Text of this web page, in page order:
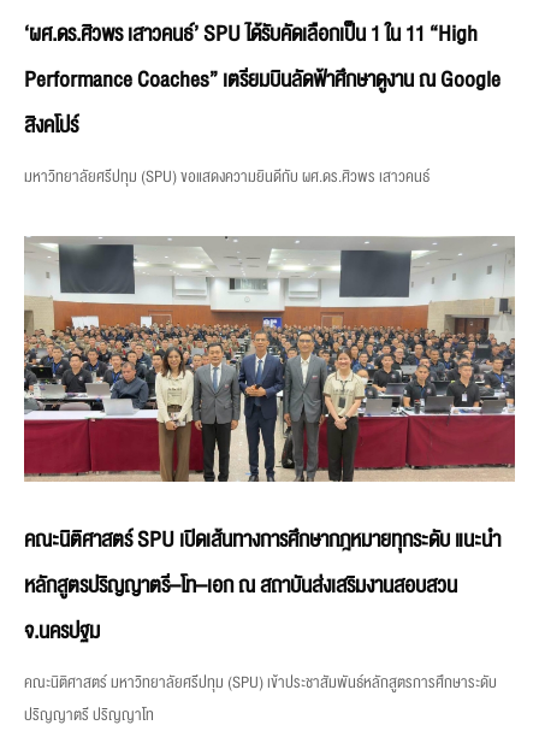
‘ผศ.ดร.ศิวพร เสาวคนธ์’ SPU ได้รับคัดเลือกเป็น 1 ใน 11 “High
Performance Coaches” เตรียมบินลัดฟ้าศึกษาดูงาน ณ Google
สิงคโปร์
มหาวิทยาลัยศรีปทุม (SPU) ขอแสดงความยินดีกับ ผศ.ดร.ศิวพร เสาวคนธ์
คณะนิติศาสตร์ SPU เปิดเส้นทางการศึกษากฎหมายทุกระดับ แนะนำ
หลักสูตรปริญญาตรี–โท–เอก ณ สถาบันส่งเสริมงานสอบสวน
จ.นครปฐม
คณะนิติศาสตร์ มหาวิทยาลัยศรีปทุม (SPU) เข้าประชาสัมพันธ์หลักสูตรการศึกษาระดับ
ปริญญาตรี ปริญญาโท